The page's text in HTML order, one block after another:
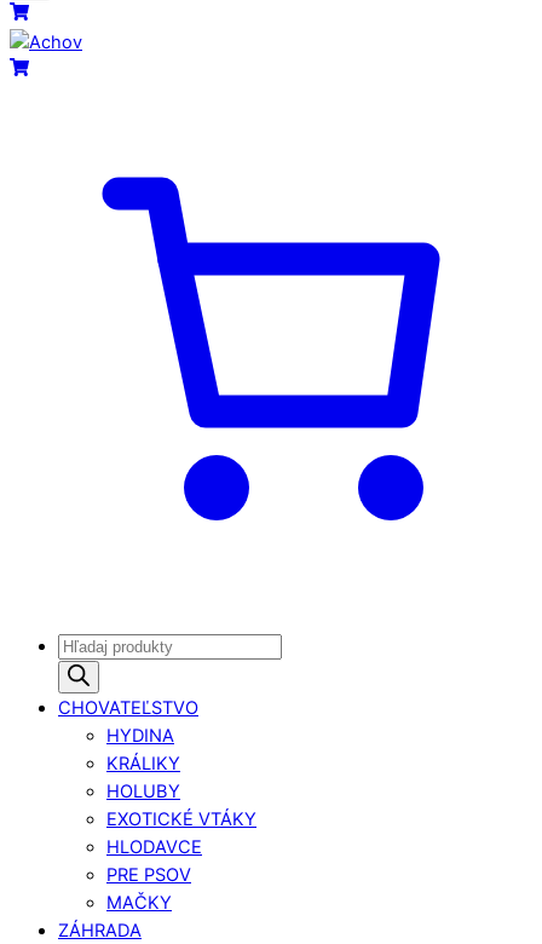
Menu
Cart
Cart
Products
search
CHOVATEĽSTVO
HYDINA
KRÁLIKY
HOLUBY
EXOTICKÉ VTÁKY
HLODAVCE
PRE PSOV
MAČKY
ZÁHRADA